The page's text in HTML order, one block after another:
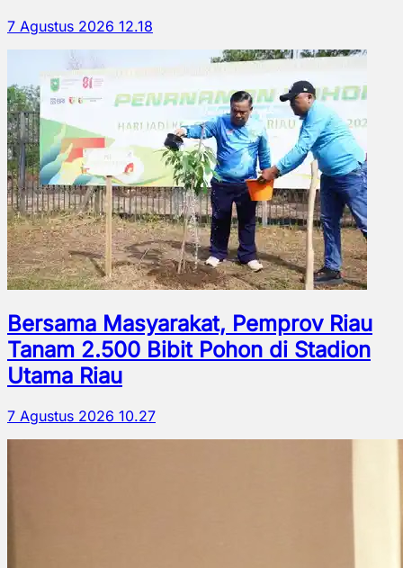
7 Agustus 2026 12.18
Bersama Masyarakat, Pemprov Riau
Tanam 2.500 Bibit Pohon di Stadion
Utama Riau
7 Agustus 2026 10.27